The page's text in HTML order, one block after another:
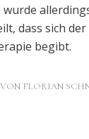
wurde
dass sich
begibt.
VON FLORIAN